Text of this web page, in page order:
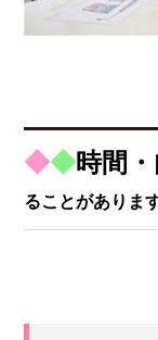
◆◆時間
ることがあります